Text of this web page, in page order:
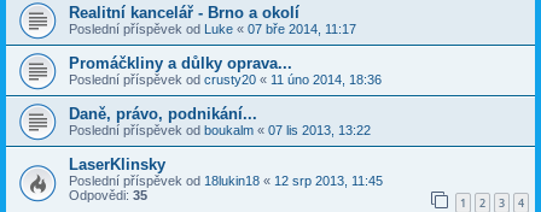
Realitní kancelář - Brno a okolí
Poslední příspěvek od Luke « 07 bře 2014, 11:17
Promáčkliny a důlky oprava...
Poslední příspěvek od crusty20 « 11 úno 2014, 18:36
Daně, právo, podnikání...
Poslední příspěvek od boukalm « 07 lis 2013, 13:22
LaserKlinsky
Poslední příspěvek od 18lukin18 « 12 srp 2013, 11:45
Odpovědi: 35 1 2 3 4